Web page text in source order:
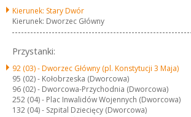
Kierunek: Stary Dwór
Kierunek: Dworzec Główny
Przystanki:
92 (03) -Dworzec Główny (pl. Konstytucji 3 Maja)
95 (02) - Kołobrzeska (Dworcowa)
96 (02) - Dworcowa-Przychodnia (Dworcowa)
252 (04) - Plac Inwalidów Wojennych (Dworcowa)
132 (04) - Szpital Dziecięcy (Dworcowa)